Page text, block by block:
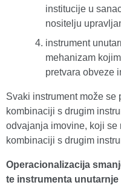
institucije u
nositelju
instrument
mehanizam
pretvara obveze
Svaki instrument može
kombinaciji s drugim
odvajanja imovine, koji se
kombinaciji s drugim
Operacionalizacija
te instrumenta unutarnje